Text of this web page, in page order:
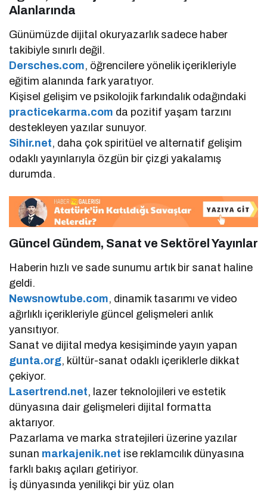
Alanlarında
Günümüzde dijital okuryazarlık sadece haber
takibiyle sınırlı değil.
Dersches.com, öğrencilere yönelik içerikleriyle
eğitim alanında fark yaratıyor.
Kişisel gelişim ve psikolojik farkındalık odağındaki
practicekarma.com da pozitif yaşam tarzını
destekleyen yazılar sunuyor.
Sihir.net, daha çok spiritüel ve alternatif gelişim
odaklı yayınlarıyla özgün bir çizgi yakalamış
durumda.
Güncel Gündem, Sanat ve Sektörel Yayınlar
Haberin hızlı ve sade sunumu artık bir sanat haline
geldi.
Newsnowtube.com, dinamik tasarımı ve video
ağırlıklı içerikleriyle güncel gelişmeleri anlık
yansıtıyor.
Sanat ve dijital medya kesişiminde yayın yapan
gunta.org, kültür-sanat odaklı içeriklerle dikkat
çekiyor.
Lasertrend.net, lazer teknolojileri ve estetik
dünyasına dair gelişmeleri dijital formatta
aktarıyor.
Pazarlama ve marka stratejileri üzerine yazılar
sunan markajenik.net ise reklamcılık dünyasına
farklı bakış açıları getiriyor.
İş dünyasında yenilikçi bir yüz olan